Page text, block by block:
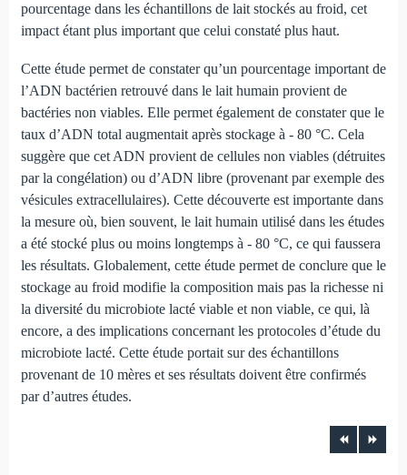
pourcentage dans les échantillons de lait stockés au froid, cet
impact étant plus important que celui constaté plus haut.
Cette étude permet de constater qu’un pourcentage important de
l’ADN bactérien retrouvé dans le lait humain provient de
bactéries non viables. Elle permet également de constater que le
taux d’ADN total augmentait après stockage à - 80 °C. Cela
suggère que cet ADN provient de cellules non viables (détruites
par la congélation) ou d’ADN libre (provenant par exemple des
vésicules extracellulaires). Cette découverte est importante dans
la mesure où, bien souvent, le lait humain utilisé dans les études
a été stocké plus ou moins longtemps à - 80 °C, ce qui faussera
les résultats. Globalement, cette étude permet de conclure que le
stockage au froid modifie la composition mais pas la richesse ni
la diversité du microbiote lacté viable et non viable, ce qui, là
encore, a des implications concernant les protocoles d’étude du
microbiote lacté. Cette étude portait sur des échantillons
provenant de 10 mères et ses résultats doivent être confirmés
par d’autres études.